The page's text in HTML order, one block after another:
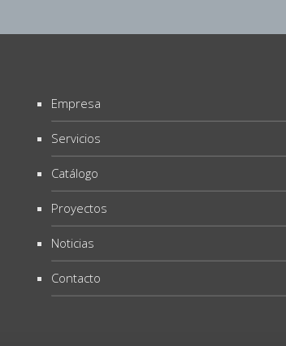
Empresa
Servicios
Catálogo
Proyectos
Noticias
Contacto